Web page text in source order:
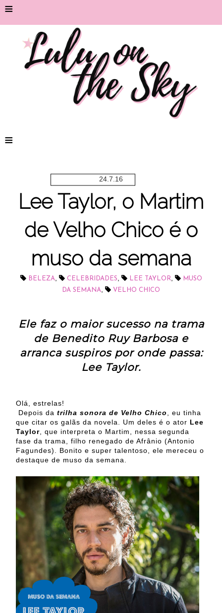
≡
≡
24.7.16
Lee Taylor, o Martim
de Velho Chico é o
muso da semana
BELEZA, CELEBRIDADES, LEE TAYLOR,
MUSO
DA SEMANA, VELHO CHICO
Ele faz o maior sucesso na trama
de Benedito Ruy Barbosa e
arranca suspiros por onde passa:
Lee Taylor.
Olá, estrelas!
Depois da trilha sonora de Velho Chico
, eu tinha
que citar os galãs da novela. Um deles é o ator Lee
Taylor , que interpreta o Martim, nessa segunda
fase da trama, filho renegado de Afrânio (Antonio
Fagundes). Bonito e super talentoso, ele mereceu o
destaque de muso da semana.